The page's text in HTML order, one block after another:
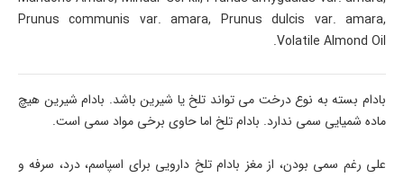
Prunus communis var. amara, Prunus dulcis var. amara,
Volatile Almond Oil.
بادام بسته به نوع درخت می تواند تلخ یا شیرین باشد. بادام شیرین هیچ
ماده شمیایی سمی ندارد. بادام تلخ اما حاوی برخی مواد سمی است.
علی رغم سمی بودن، از مغز بادام تلخ دارویی برای اسپاسم، درد، سرفه و